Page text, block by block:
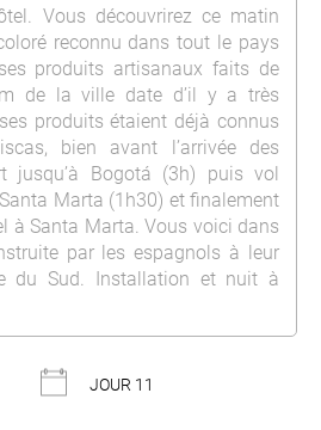
Vous découvrirez ce matin
reconnu dans tout le pays
produits artisanaux faits de
de la ville date d’il y a très
produits étaient déjà connus
bien avant l’arrivée des
jusqu’à Bogotá (3h) puis vol
Marta (1h30) et finalement
à Santa Marta. Vous voici dans
par les espagnols à leur
du Sud. Installation et nuit à
JOUR 11